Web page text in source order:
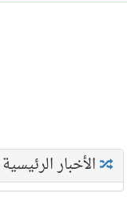
الأخبار الرئيسية